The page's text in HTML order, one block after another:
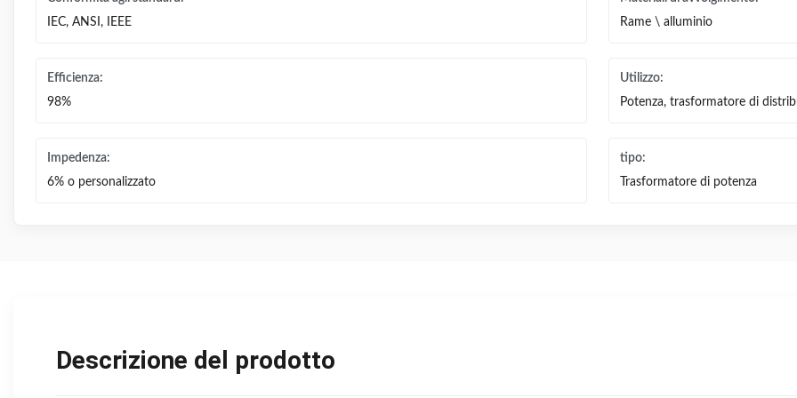
IEC, ANSI, IEEE
Rame \ alluminio
Efficienza:
98%
Utilizzo:
Potenza, trasformatore di
Impedenza:
6% o personalizzato
tipo:
Trasformatore di potenza
Descrizione del prodotto